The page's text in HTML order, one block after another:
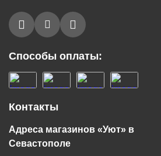
Способы оплаты:
Контакты
Адреса магазинов «Уют» в
Севастополе